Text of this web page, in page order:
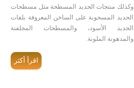
وكذلك منتجات الحديد المسطحة مثل مسطحات
الحديد المسحوبة على الساخن المعروفة بلفات
الحديد الأسود، والمسطحات المجلفنة
والمدهونة الملونة.
اقرأ أكثر